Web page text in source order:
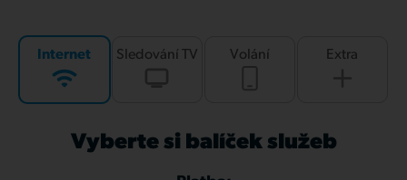
Internet Sledování TV Volání Extra
Vyberte si balíček služeb